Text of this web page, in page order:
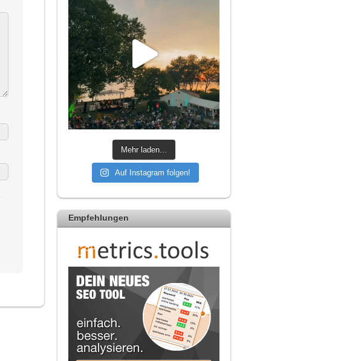
Mehr laden...
Auf Instagram folgen!
Empfehlungen